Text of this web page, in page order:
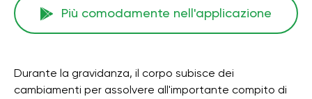
Più comodamente nell'applicazione
Durante la gravidanza, il corpo subisce dei
cambiamenti per assolvere all'importante compito di